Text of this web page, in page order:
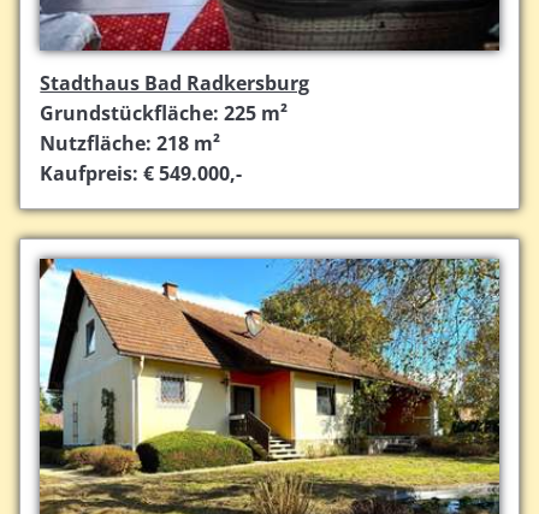
Stadthaus Bad Radkersburg
Grundstückfläche: 225 m²
Nutzfläche: 218 m²
Kaufpreis: € 549.000,-